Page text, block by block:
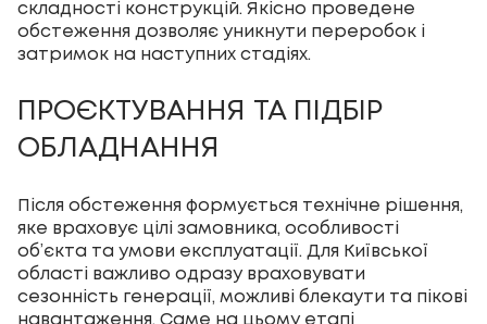
складності конструкцій. Якісно проведене
обстеження дозволяє уникнути переробок і
затримок на наступних стадіях.
ПРОЄКТУВАННЯ ТА ПІДБІР
ОБЛАДНАННЯ
Після обстеження формується технічне рішення,
яке враховує цілі замовника, особливості
об’єкта та умови експлуатації. Для Київської
області важливо одразу враховувати
сезонність генерації, можливі блекаути та пікові
навантаження. Саме на цьому етапі